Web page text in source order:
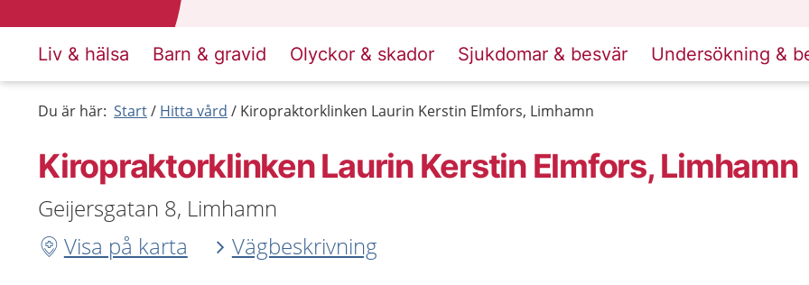
Liv & hälsa Barn & gravid Olyckor & skador Sjukdomar & besvär Undersökning &
Du är här: Start Hitta vård Kiropraktorklinken Laurin Kerstin Elmfors, Limhamn
Kiropraktorklinken Laurin Kerstin Elmfors, Limhamn
Geijersgatan 8, Limhamn
Visa på karta
Vägbeskrivning